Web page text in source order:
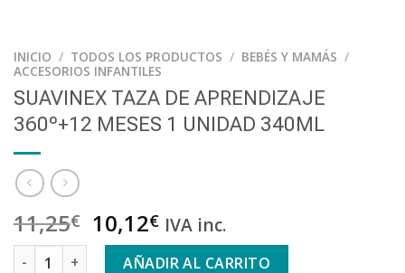
INICIO / TODOS LOS PRODUCTOS / BEBÉS Y MAMÁS /
ACCESORIOS INFANTILES
SUAVINEX TAZA DE APRENDIZAJE
360º+12 MESES 1 UNIDAD 340ML
11,25€ 10,12€ IVA inc.
SUAVINEX TAZA DE APRENDIZAJE 360º+12 MESES 1 UNIDAD
AÑADIR AL CARRITO